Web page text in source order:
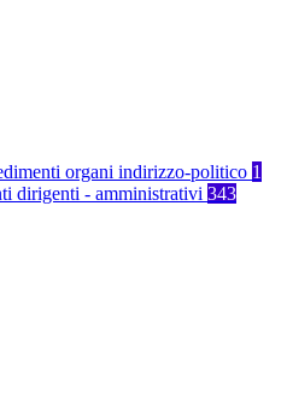
organi indirizzo-politico 1
dirigenti - amministrativi 343